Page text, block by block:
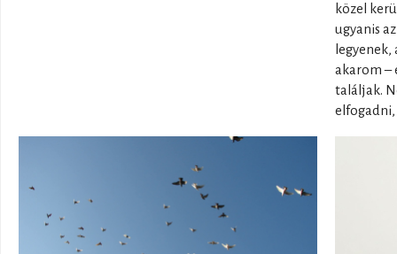
közel
ugyanis
akarom –
találjak.